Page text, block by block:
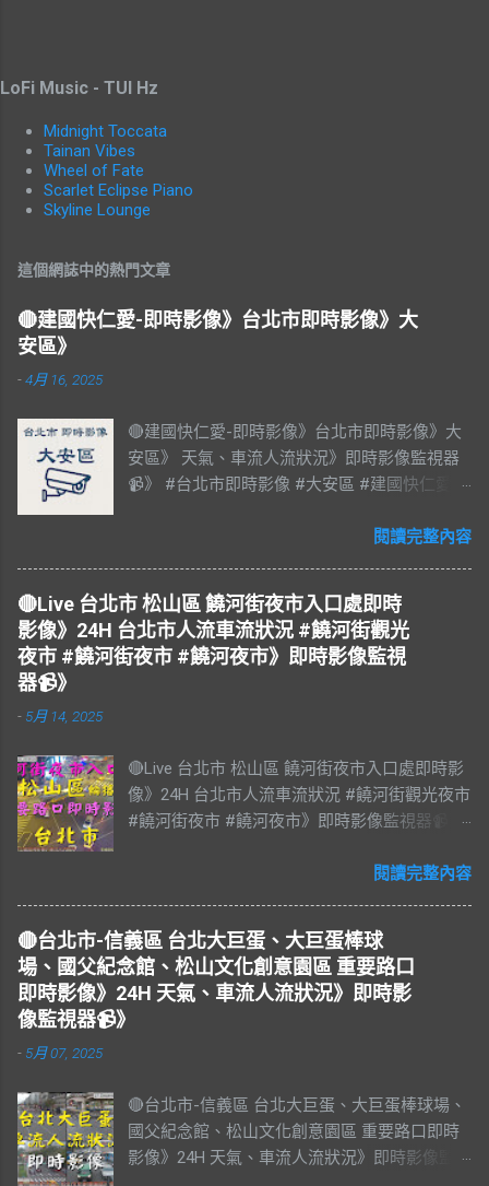
LoFi Music - TUI Hz
Midnight Toccata
Tainan Vibes
Wheel of Fate
Scarlet Eclipse Piano
Skyline Lounge
這個網誌中的熱門文章
🔴建國快仁愛-即時影像》台北市即時影像》大
安區》
-4月 16, 2025
🔴建國快仁愛-即時影像》台北市即時影像》大
安區》 天氣、車流人流狀況》即時影像監視器
📹》 #台北市即時影像 #大安區 #建國快仁愛 #
#LIVE #直播 #即時路況 #即時影像監視器 #台
源：台北市政府交通局 交通部公路局
閱讀完整內容
🔴Live 台北市 松山區 饒河街夜市入口處即時
影像》24H 台北市人流車流狀況 #饒河街觀光
夜市 #饒河街夜市 #饒河夜市》即時影像監視
器📹》
- 5月 14, 2025
🔴Live 台北市 松山區 饒河街夜市入口處即時影
像》24H 台北市人流車流狀況 #饒河街觀光夜市
#饒河街夜市 #饒河夜市》即時影像監視器📹》
直播 #即時路況 #即時影像監視器 #饒河夜市即
市 #臺北市 #台北市 #松山車站 #觀光夜市 #松
山區 #松山慈祐宮 #台灣夜市 #夜市 #台北市即
時影像 #JAZZ #JAZZY #爵士樂 #Blues #藍調
#R&B & #Soul #節奏藍調 #靈魂樂 #music #音
台灣臺北市松山區饒河街，為臺北市的一個觀
光夜市，也是臺灣繼華西街觀光夜市後第二座
觀光夜市。 營業時間： 每日 17:00–23:00 饒河
閱讀完整內容
🔴台北市-信義區 台北大巨蛋、大巨蛋棒球
場、國父紀念館、松山文化創意園區 重要路口
即時影像》24H 天氣、車流人流狀況》即時影
像監視器📹》
- 5月 07, 2025
🔴台北市-信義區 台北大巨蛋、大巨蛋棒球場、
國父紀念館、松山文化創意園區 重要路口即時
影像》24H 天氣、車流人流狀況》即時影像監